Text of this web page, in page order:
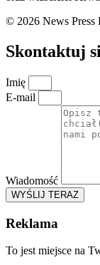
© 2026 News Press
Skontaktuj
Imię
E-mail
Wiadomość
WYŚLIJ TERAZ
Reklama
To jest miejsce na